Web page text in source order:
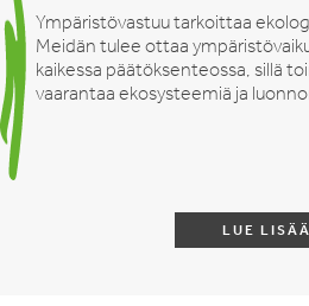
Ympäristövastuu tarkoittaa
Meidän tulee ottaa
kaikessa päätöksenteossa, sillä
vaarantaa ekosysteemiä ja
LUE LISÄÄ